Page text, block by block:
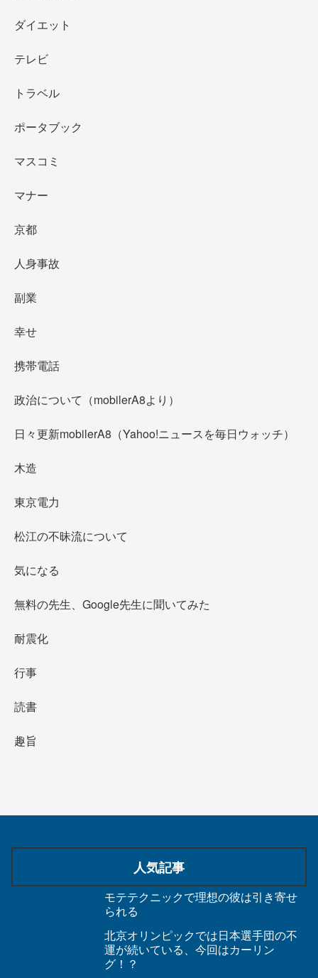
ダイエット
テレビ
トラベル
ポータブック
マスコミ
マナー
京都
人身事故
副業
幸せ
携帯電話
政治について（mobilerA8より）
日々更新mobilerA8（Yahoo!ニュースを毎日ウォッチ）
木造
東京電力
松江の不昧流について
気になる
無料の先生、Google先生に聞いてみた
耐震化
行事
読書
趣旨
人気記事
モテテクニックで理想の彼は引き寄せ
られる
北京オリンピックでは日本選手団の不
運が続いている、今回はカーリン
グ！？